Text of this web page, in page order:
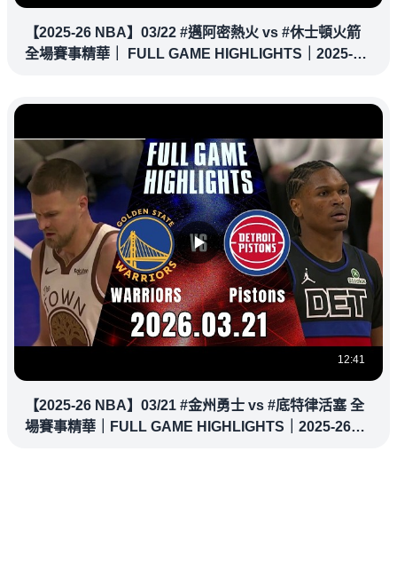
【2025-26 NBA】03/22 #邁阿密熱火 vs #休士頓火箭
全場賽事精華｜ FULL GAME HIGHLIGHTS｜2025-26
12:41
【2025-26 NBA】03/21 #金州勇士 vs #底特律活塞 全
場賽事精華｜FULL GAME HIGHLIGHTS｜2025-26